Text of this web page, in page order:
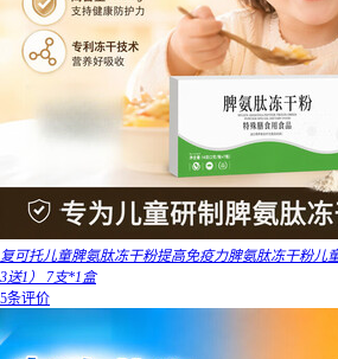
复可托儿童脾氨肽冻干粉提高免疫力脾氨肽冻干粉儿
3送1） 7支*1盒
5条评价